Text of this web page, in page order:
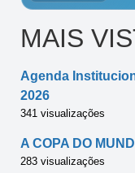
MAIS
Agenda
2026
341 visualizações
A COPA DO
283 visualizações